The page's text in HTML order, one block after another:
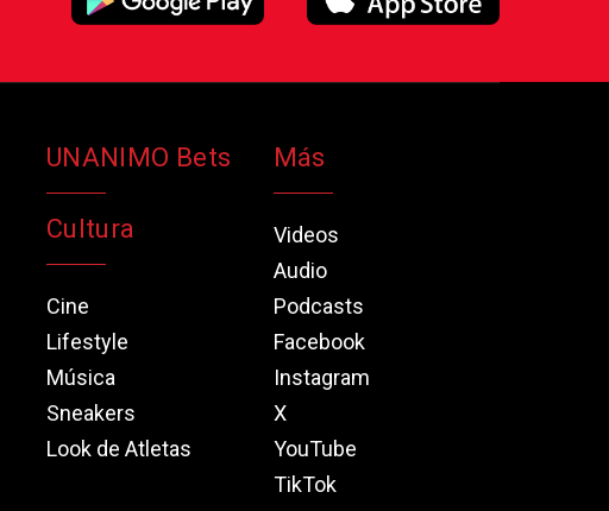
UNANIMO Bets
Cultura
Cine
Lifestyle
Música
Sneakers
Look de Atletas
Más
Videos
Audio
Podcasts
Facebook
Instagram
X
YouTube
TikTok